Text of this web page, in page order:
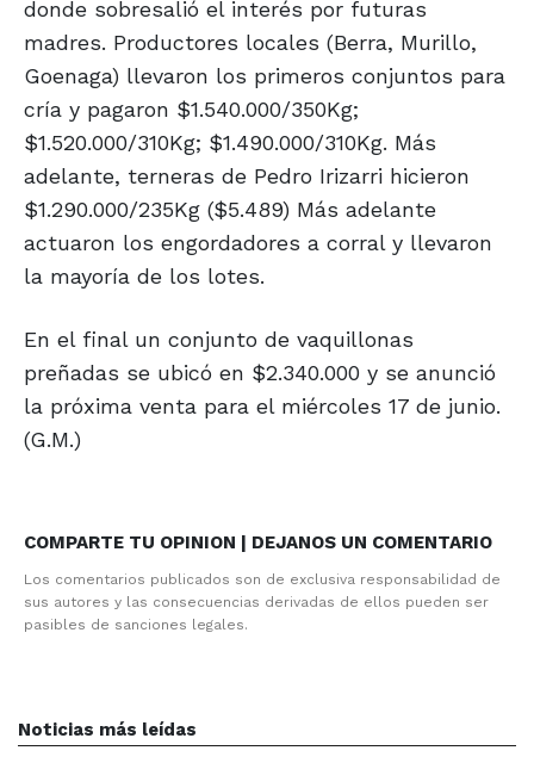
donde sobresalió el interés por futuras
madres. Productores locales (Berra, Murillo,
Goenaga) llevaron los primeros conjuntos para
cría y pagaron $1.540.000/350Kg;
$1.520.000/310Kg; $1.490.000/310Kg. Más
adelante, terneras de Pedro Irizarri hicieron
$1.290.000/235Kg ($5.489) Más adelante
actuaron los engordadores a corral y llevaron
la mayoría de los lotes.
En el final un conjunto de vaquillonas
preñadas se ubicó en $2.340.000 y se anunció
la próxima venta para el miércoles 17 de junio.
(G.M.)
COMPARTE TU OPINION | DEJANOS UN COMENTARIO
Los comentarios publicados son de exclusiva responsabilidad de
sus autores y las consecuencias derivadas de ellos pueden ser
pasibles de sanciones legales.
Noticias más leídas